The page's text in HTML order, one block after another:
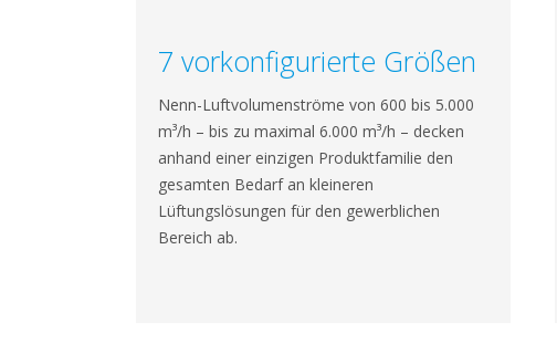
7 vorkonfigurierte Größen
Nenn-Luftvolumenströme von 600 bis 5.000
m³/h – bis zu maximal 6.000 m³/h – decken
anhand einer einzigen Produktfamilie den
gesamten Bedarf an kleineren
Lüftungslösungen für den gewerblichen
Bereich ab.